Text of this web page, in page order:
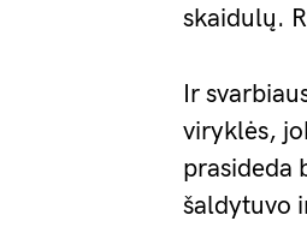
skaidulų.
Ir
viryklės,
prasideda
šaldytuvo